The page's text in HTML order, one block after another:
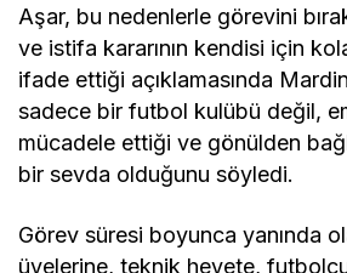
Aşar, bu nedenlerle görevini
ve istifa kararının kendisi için
ifade ettiği açıklamasında
sadece bir futbol kulübü değil,
mücadele ettiği ve gönülden
bir sevda olduğunu söyledi.
Görev süresi boyunca yanında
üyelerine, teknik heyete,